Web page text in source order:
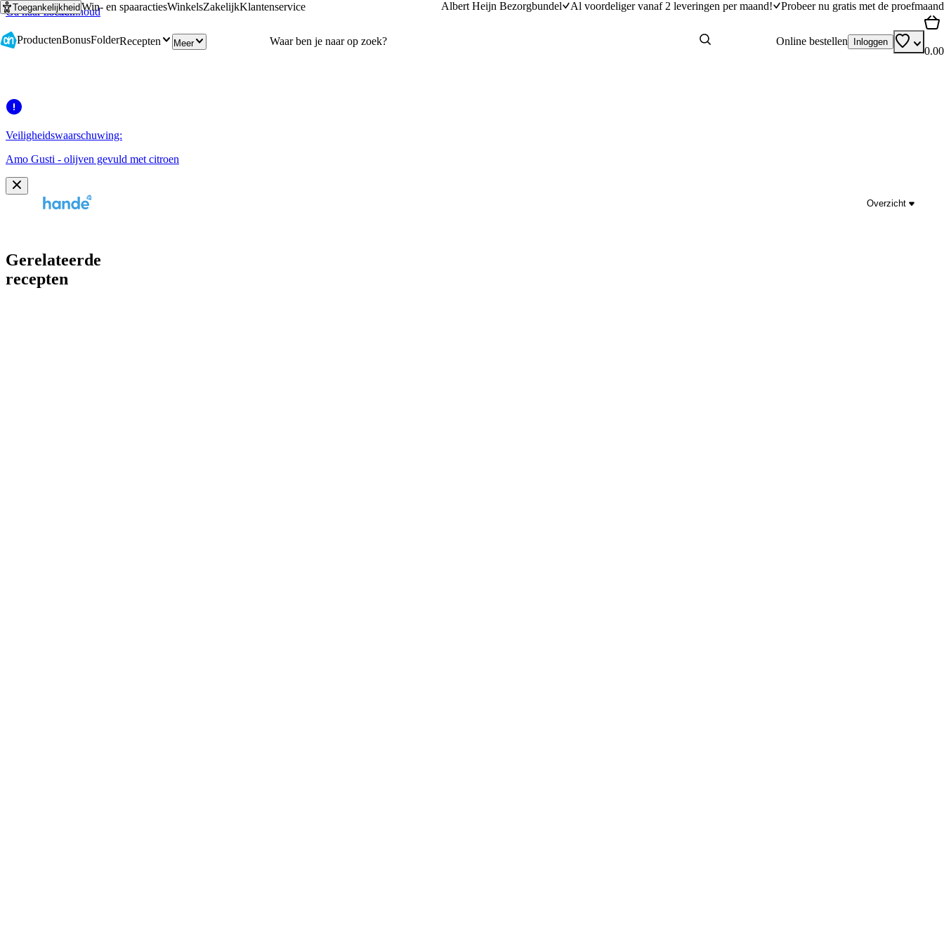
Ga naar hoofdinhoud
Ga naar zoeken
ToegankelijkheidWin- en spaaractiesWinkelsZakelijkKlantenservice Albert Heijn Bezorgbundel Al voordeliger vanaf 2 leveringen per maand! Probeer nu gratis met de proefmaand
ProductenBonusFolderRecepten Meer Online bestellen Inloggen
0.00
Veiligheidswaarschuwing:
Amo Gusti - olijven gevuld met citroen
Overzicht
Gerelateerde
recepten